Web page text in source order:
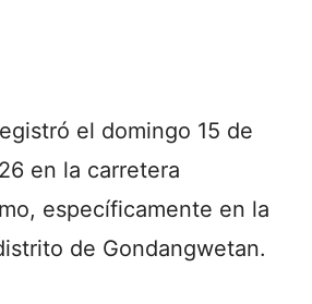
el domingo 15 de
en la carretera
específicamente en la
de Gondangwetan.